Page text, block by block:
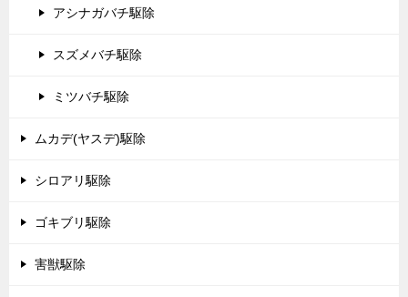
アシナガバチ駆除
スズメバチ駆除
ミツバチ駆除
ムカデ(ヤスデ)駆除
シロアリ駆除
ゴキブリ駆除
害獣駆除